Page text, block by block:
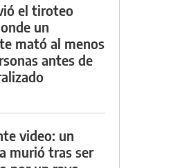
el tiroteo
un
mató al menos
antes de
video: un
murió tras ser